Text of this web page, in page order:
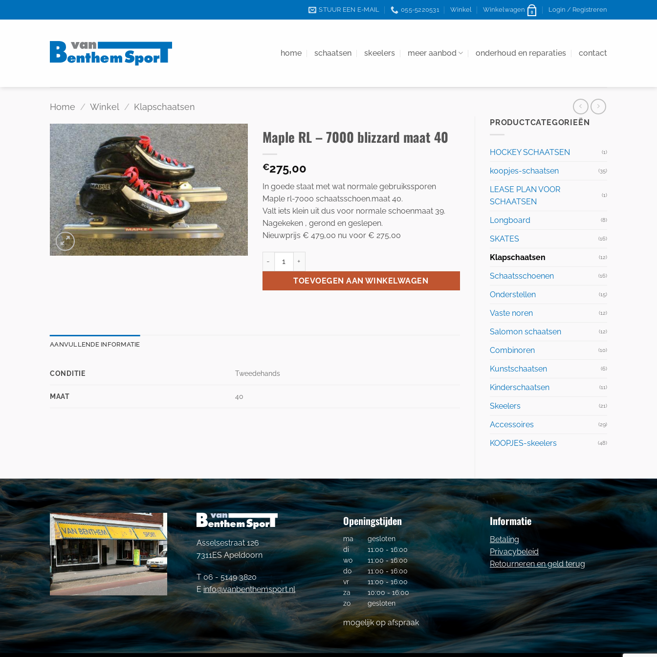
to
STUUR EEN E-MAIL 055-5220531 Winkel Winkelwagen 0 Login / Registreren
home schaatsen skeelers meer aanbod onderhoud en reparaties contact
Home / Winkel / Klapschaatsen
PRODUCTCATEGORIEËN
HOCKEY SCHAATSEN (1)
koopjes-schaatsen (35)
LEASE PLAN VOOR
SCHAATSEN
(1)
Longboard (8)
SKATES (16)
Klapschaatsen (12)
Schaatsschoenen (16)
Onderstellen (15)
Vaste noren (12)
Salomon schaatsen (12)
Combinoren (10)
Kunstschaatsen (6)
Kinderschaatsen (11)
Skeelers (21)
Accessoires (29)
KOOPJES-skeelers (48)
Maple RL – 7000 blizzard maat 40
€275,00
In goede staat met wat normale gebruikssporen
Maple rl-7000 schaatsschoen.maat 40.
Valt iets klein uit dus voor normale schoenmaat 39.
Nagekeken , gerond en geslepen.
Nieuwprijs € 479,00 nu voor € 275,00
TOEVOEGEN AAN WINKELWAGEN
AANVULLENDE INFORMATIE
CONDITIE Tweedehands
MAAT 40
Asselsestraat 126
7311ES Apeldoorn
T 06 - 5149 3820
Einfo@vanbenthemsport.nl
Openingstijden
ma
gesloten
di
11:00 - 16:00
wo
11:00 - 16:00
do
11:00 - 16:00
vr
11:00 - 16:00
za
10:00 - 16:00
zo
gesloten
mogelijk op afspraak
Informatie
Betaling
Privacybeleid
Retourneren en geld terug